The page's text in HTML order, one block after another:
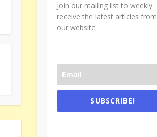
Join our mailing list to weekly
receive the latest articles from
our website
SUBSCRIBE!